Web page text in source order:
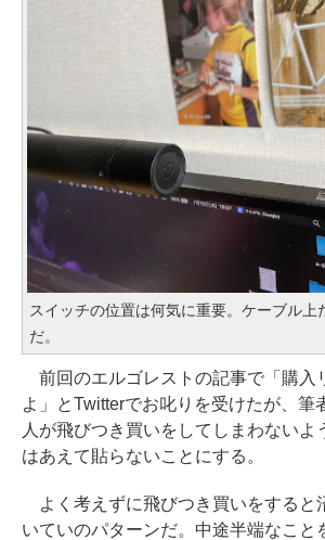
スイッチの位置は何気に重要。ケーブル上
だ。
前回のエルゴレストの記事で「購入
よ」とTwitterでお叱りを受けたが、筆
人が飛びつき買いをしてしまわないよ
はあえて貼らないことにする。
よく考えずに飛びつき買いをすると
いていのパターンだ。中途半端なこと